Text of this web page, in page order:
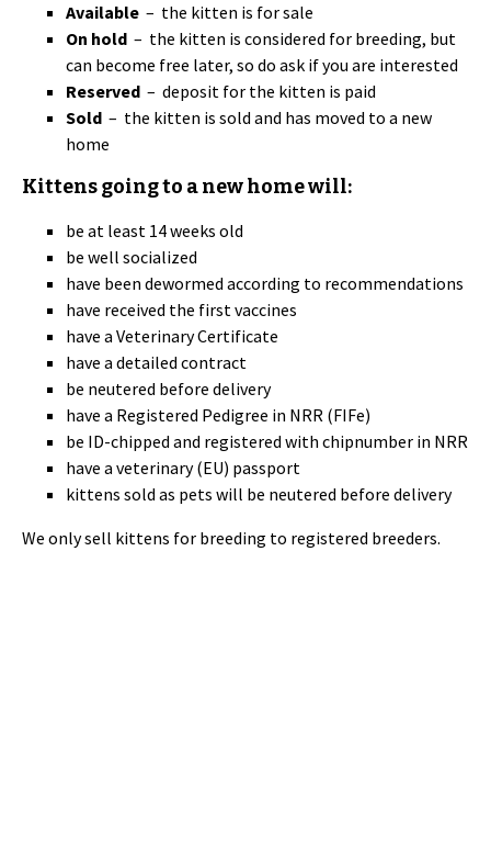
Available – the kitten is for sale
On hold – the kitten is considered for breeding, but
can become free later, so do ask if you are interested
Reserved – deposit for the kitten is paid
Sold – the kitten is sold and has moved to a new
home
Kittens going to a new home will:
be at least 14 weeks old
be well socialized
have been dewormed according to recommendations
have received the first vaccines
have a Veterinary Certificate
have a detailed contract
be neutered before delivery
have a Registered Pedigree in NRR (FIFe)
be ID-chipped and registered with chipnumber in NRR
have a veterinary (EU) passport
kittens sold as pets will be neutered before delivery
We only sell kittens for breeding to registered breeders.